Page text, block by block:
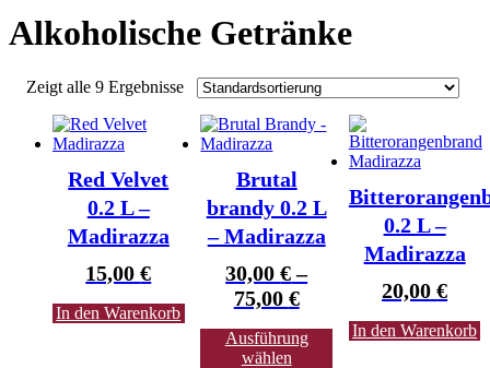
Alkoholische Getränke
Zeigt alle 9 Ergebnisse
Red Velvet
0.2 L –
Madirazza
15,00€
In den Warenkorb
Brutal
brandy 0.2 L
– Madirazza
30,00€–
75,00 €
Ausführung
wählen
0.2 L –
Madirazza
20,00€
In den Warenkorb